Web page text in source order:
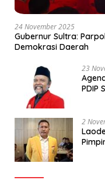
24 November 2025
Gubernur Sultra:
Demokrasi Daerah
23
PDIP
2